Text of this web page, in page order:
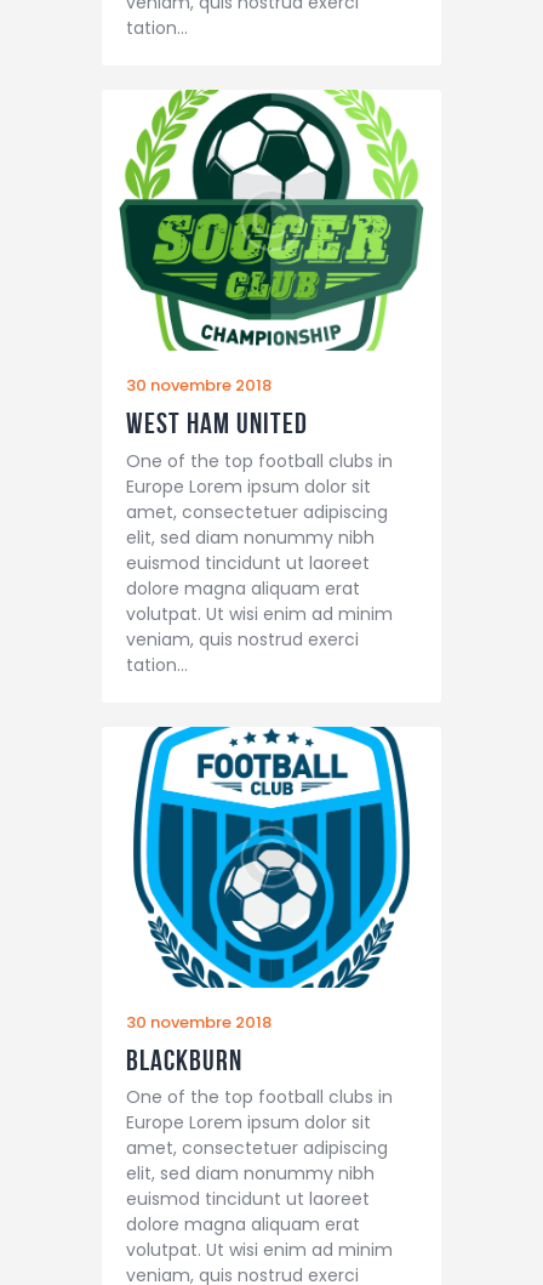
tation…
30 novembre 2018
West Ham United
One of the top football clubs in
Europe Lorem ipsum dolor sit
amet, consectetuer adipiscing
elit, sed diam nonummy nibh
euismod tincidunt ut laoreet
dolore magna aliquam erat
volutpat. Ut wisi enim ad minim
veniam, quis nostrud exerci
tation…
30 novembre 2018
Blackburn
One of the top football clubs in
Europe Lorem ipsum dolor sit
amet, consectetuer adipiscing
elit, sed diam nonummy nibh
euismod tincidunt ut laoreet
dolore magna aliquam erat
volutpat. Ut wisi enim ad minim
veniam, quis nostrud exerci